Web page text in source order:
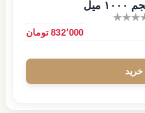
832٬000 تومان